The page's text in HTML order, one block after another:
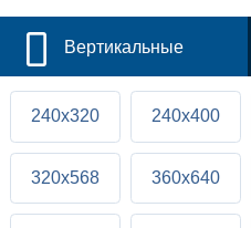
Вертикальные
240x320 240x400
320x568 360x640